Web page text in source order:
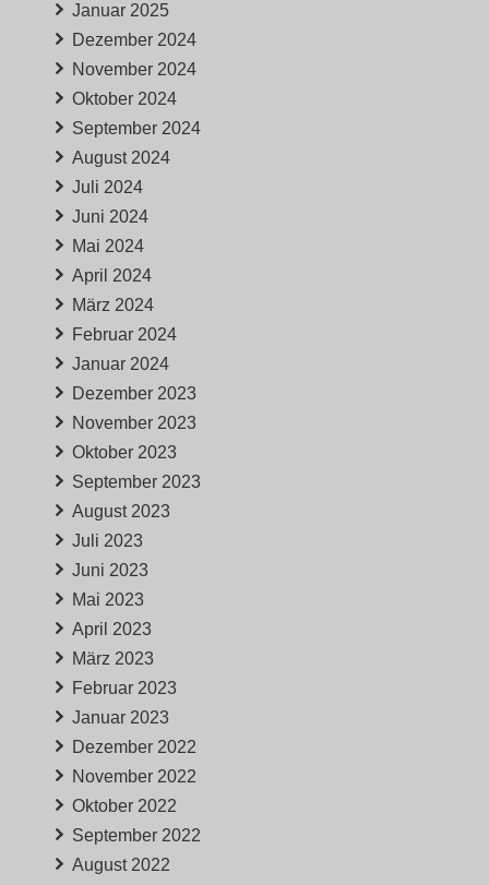
Januar 2025
Dezember 2024
November 2024
Oktober 2024
September 2024
August 2024
Juli 2024
Juni 2024
Mai 2024
April 2024
März 2024
Februar 2024
Januar 2024
Dezember 2023
November 2023
Oktober 2023
September 2023
August 2023
Juli 2023
Juni 2023
Mai 2023
April 2023
März 2023
Februar 2023
Januar 2023
Dezember 2022
November 2022
Oktober 2022
September 2022
August 2022